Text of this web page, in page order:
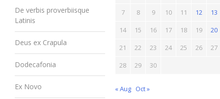
De verbis proverbiisque
Latinis
Deus ex Crapula
Dodecafonia
Ex Novo
7
8 9 10 11 12
13
14
15 16 17 18 19
20
21
22 23 24 25 26
27
28
29 30
« Aug Oct »